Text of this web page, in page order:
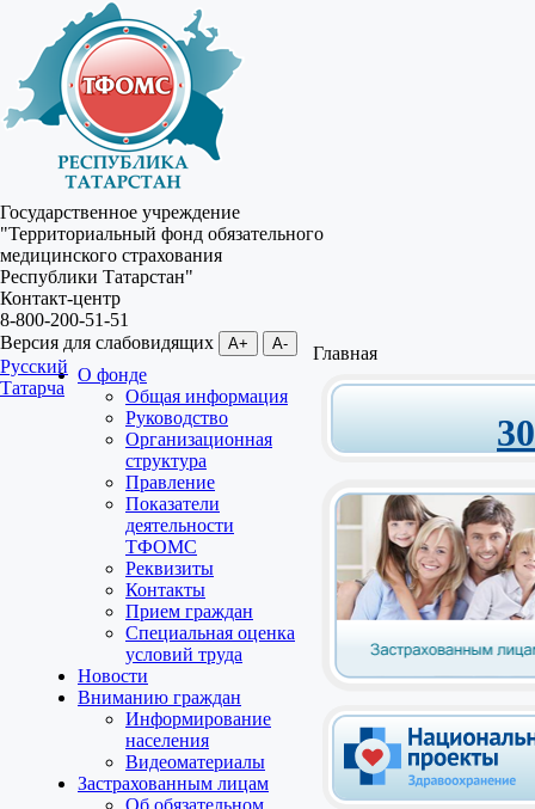
Государственное учреждение
"Территориальный фонд обязательного
медицинского страхования
Республики Татарстан"
Контакт-центр
8-800-200-51-51
Версия для слабовидящих
A+ A-
Русский
Татарча
О фонде
Общая информация
Руководство
Организационная
структура
Правление
Показатели
деятельности
ТФОМС
Реквизиты
Контакты
Прием граждан
Специальная оценка
условий труда
Новости
Вниманию граждан
Информирование
населения
Видеоматериалы
Застрахованным лицам
Об обязательном
Главная